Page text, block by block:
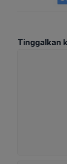
Tinggalkan